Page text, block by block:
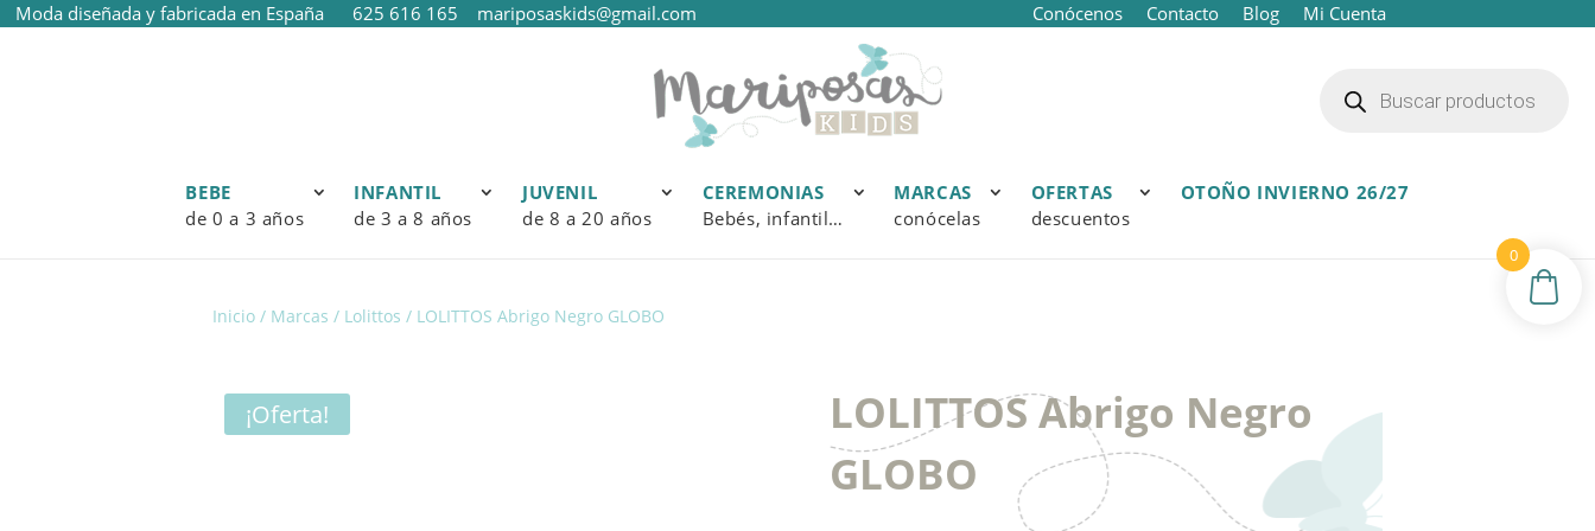
Moda diseñada y fabricada en España 625 616 165 mariposaskids@gmail.com Conócenos Contacto Blog Mi Cuenta
productos
BEBE
de 0 a 3 años
INFANTIL
de 3 a 8 años
JUVENIL
de 8 a 20 años
CEREMONIAS
Bebés, infantil…
MARCAS
conócelas
OFERTAS
descuentos
OTOÑO INVIERNO 26/27
Inicio / Marcas / Lolittos / LOLITTOS Abrigo Negro GLOBO
¡Oferta!
LOLITTOS Abrigo Negro
GLOBO
0